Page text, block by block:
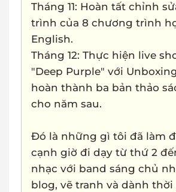
Tháng 11: Hoàn tất chỉnh
trình của 8 chương trình
English.
Tháng 12: Thực hiện live
"Deep Purple" với
hoàn thành ba bản thảo
cho năm sau.
Đó là những gì tôi đã làm
cạnh giờ đi dạy từ thứ 2
nhạc với band sáng chủ
blog, vẽ tranh và dành thời